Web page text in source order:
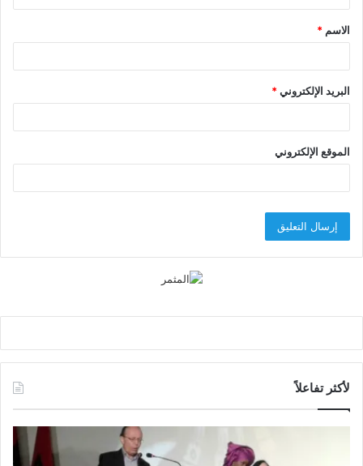
ق
*
الاسم *
البريد الإلكتروني*
الموقع الإلكتروني
لأكثر تفاعلاً